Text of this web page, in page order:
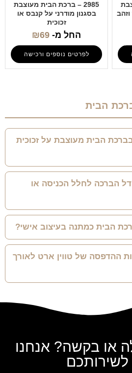
2985 – ברכת הבית מעוצבת
בסגנון מודרני על קנבס או
זכוכית
החל מ- ₪69
לפרטים נוספים ורכישה
הבית
הבית מעוצבת על זכוכית
הברכה לחלל הכניסה או
הבית כמתנה בעיצוב אישי?
ההדפסה של טווין ארט לאורך
או בקשה? אנחנו
לשירותכם